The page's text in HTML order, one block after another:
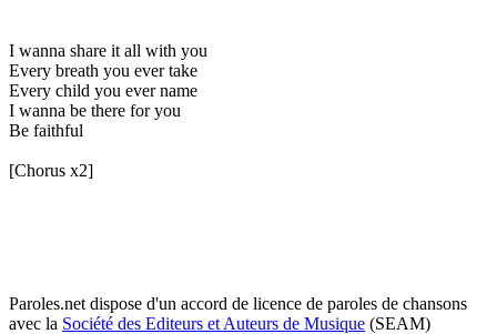
I wanna share it all with you
Every breath you ever take
Every child you ever name
I wanna be there for you
Be faithful
[Chorus x2]
Paroles.net dispose d'un accord de licence de paroles de chansons
avec la Société des Editeurs et Auteurs de Musique (SEAM)